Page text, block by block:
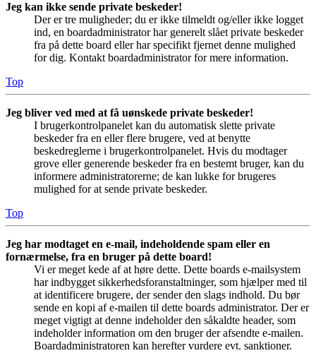
Jeg kan ikke sende private beskeder!
Der er tre muligheder; du er ikke tilmeldt og/eller ikke logget
ind, en boardadministrator har generelt slået private beskeder
fra på dette board eller har specifikt fjernet denne mulighed
for dig. Kontakt boardadministrator for mere information.
Top
Jeg bliver ved med at få uønskede private beskeder!
I brugerkontrolpanelet kan du automatisk slette private
beskeder fra en eller flere brugere, ved at benytte
beskedreglerne i brugerkontrolpanelet. Hvis du modtager
grove eller generende beskeder fra en bestemt bruger, kan du
informere administratorerne; de kan lukke for brugeres
mulighed for at sende private beskeder.
Top
Jeg har modtaget en e-mail, indeholdende spam eller en
fornærmelse, fra en bruger på dette board!
Vi er meget kede af at høre dette. Dette boards e-mailsystem
har indbygget sikkerhedsforanstaltninger, som hjælper med til
at identificere brugere, der sender den slags indhold. Du bør
sende en kopi af e-mailen til dette boards administrator. Der er
meget vigtigt at denne indeholder den såkaldte header, som
indeholder information om den bruger der afsendte e-mailen.
Boardadministratoren kan herefter vurdere evt. sanktioner.